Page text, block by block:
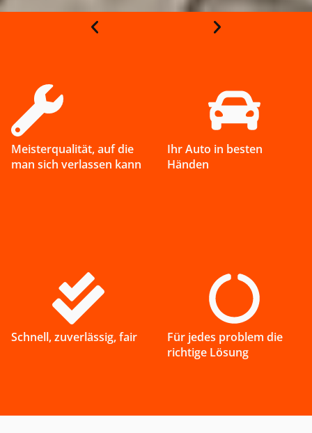
Meisterqualität, auf die
man sich verlassen kann
Ihr Auto in besten
Händen
Schnell, zuverlässig, fair
Für jedes problem die
richtige Lösung